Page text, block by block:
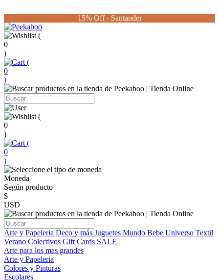
15% Off - Santander
(
0
)
(
0
)
(
0
)
(
0
)
Moneda
Según producto
$
USD
Arte y Papeleria Deco y más Juguetes Mundo Bebe Universo Textil
Verano Colectivos Gift Cards SALE
Arte para los mas grandes
Arte y Papeleria
Colores y Pinturas
Escolares